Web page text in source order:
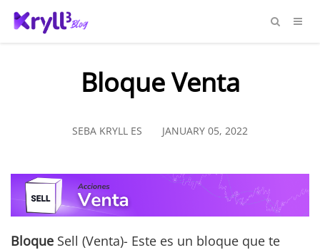
Bloque Venta
SEBA KRYLL ES JANUARY 05, 2022
Bloque Sell (Venta)- Este es un bloque que te